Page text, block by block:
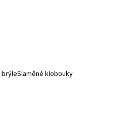
brýleSlaměné klobouky